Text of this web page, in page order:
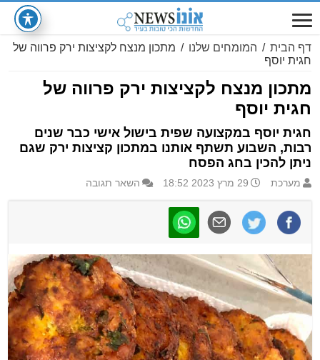
דף הבית / המומחים שלנו / מתכון מנצח לקציצות ירק פרווה של
חגית יוסף
מתכון מנצח לקציצות ירק פרווה של
חגית יוסף
חגית יוסף במקצועה שפית בישול אישי כבר שנים
רבות, השבוע תשתף אותנו במתכון קציצות ירק שגם
ניתן להכין בחג הפסח
מערכת 29 מרץ 2023 18:52 השאר תגובה